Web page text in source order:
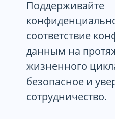
Поддерживайте
соответствие
данным на
жизненного
безопасное и
сотрудничество.